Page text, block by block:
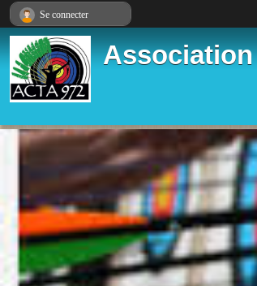
Se connecter
Panneau de gestion des cookies